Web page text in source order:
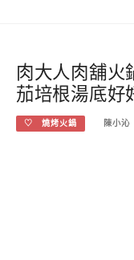
肉大人肉舖火
茄培根湯底好
♡ 燒烤火鍋 陳小沁